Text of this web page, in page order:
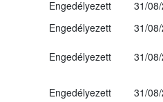
Engedélyezett
31/
Engedélyezett
31/
Engedélyezett
31/
Engedélyezett 31/